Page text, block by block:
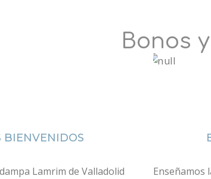
Bonos
BIENVENIDOS
Lamrim de Valladolid
Enseñamos